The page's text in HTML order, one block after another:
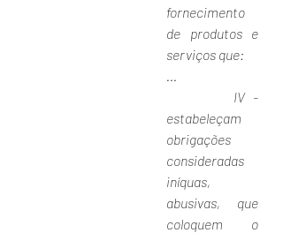
fornecimento
de produtos e
serviços que:
...
estabeleçam
obrigações
consideradas
iníquas,
abusivas, que
coloquem o